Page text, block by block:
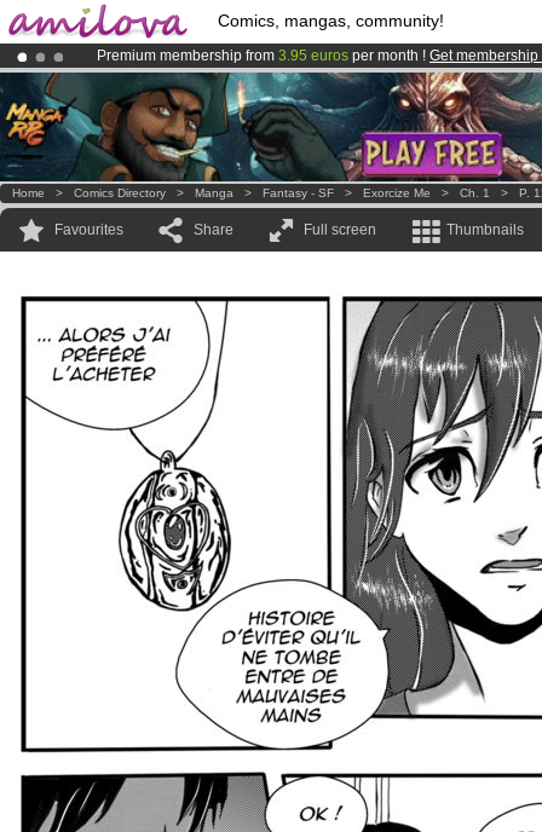
Comics, mangas, community!
Premium membership from 3.95 euros per month ! Get membership
AmilovaKickstarter is now LIVE!.
Already 100000 membersand 1000 comics & mangas!.
Home > Comics Directory > Manga > Fantasy - SF > Exorcize Me > Ch. 1 > P.
Favourites Share Full screen Thumbnails